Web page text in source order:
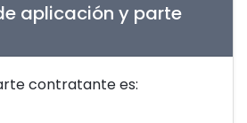
aplicación y parte
contratante es: